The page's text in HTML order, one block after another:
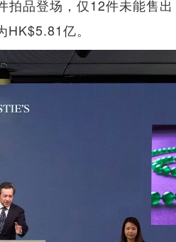
品登场，仅12件未能售
亿。